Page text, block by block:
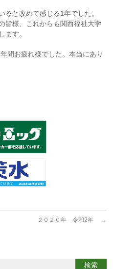
ると改めて感じる1年でした。
皆様、これからも関西福祉大学
ます。
年間お疲れ様でした。本当にあり
２０２０年 令和2年 →